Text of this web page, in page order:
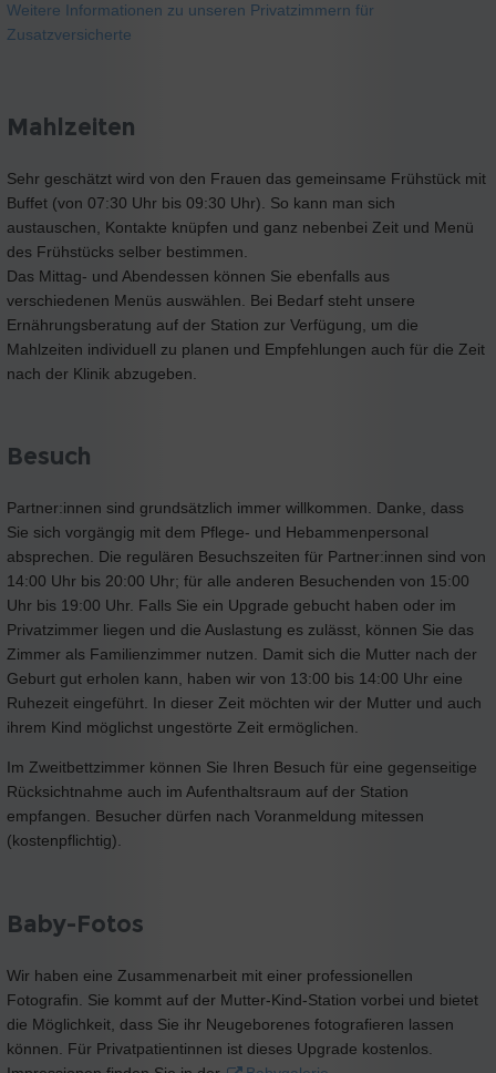
Weitere Informationen zu unseren Privatzimmern für
Zusatzversicherte
Mahlzeiten
Sehr geschätzt wird von den Frauen das gemeinsame Frühstück mit
Buffet (von 07:30 Uhr bis 09:30 Uhr). So kann man sich
austauschen, Kontakte knüpfen und ganz nebenbei Zeit und Menü
des Frühstücks selber bestimmen.
Das Mittag- und Abendessen können Sie ebenfalls aus
verschiedenen Menüs auswählen. Bei Bedarf steht unsere
Ernährungsberatung auf der Station zur Verfügung, um die
Mahlzeiten individuell zu planen und Empfehlungen auch für die Zeit
nach der Klinik abzugeben.
Besuch
Partner:innen sind grundsätzlich immer willkommen. Danke, dass
Sie sich vorgängig mit dem Pflege- und Hebammenpersonal
absprechen. Die regulären Besuchszeiten für Partner:innen sind von
14:00 Uhr bis 20:00 Uhr; für alle anderen Besuchenden von 15:00
Uhr bis 19:00 Uhr. Falls Sie ein Upgrade gebucht haben oder im
Privatzimmer liegen und die Auslastung es zulässt, können Sie das
Zimmer als Familienzimmer nutzen. Damit sich die Mutter nach der
Geburt gut erholen kann, haben wir von 13:00 bis 14:00 Uhr eine
Ruhezeit eingeführt. In dieser Zeit möchten wir der Mutter und auch
ihrem Kind möglichst ungestörte Zeit ermöglichen.
Im Zweitbettzimmer können Sie Ihren Besuch für eine gegenseitige
Rücksichtnahme auch im Aufenthaltsraum auf der Station
empfangen. Besucher dürfen nach Voranmeldung mitessen
(kostenpflichtig).
Baby-Fotos
Wir haben eine Zusammenarbeit mit einer professionellen
Fotografin. Sie kommt auf der Mutter-Kind-Station vorbei und bietet
die Möglichkeit, dass Sie ihr Neugeborenes fotografieren lassen
können. Für Privatpatientinnen ist dieses Upgrade kostenlos.